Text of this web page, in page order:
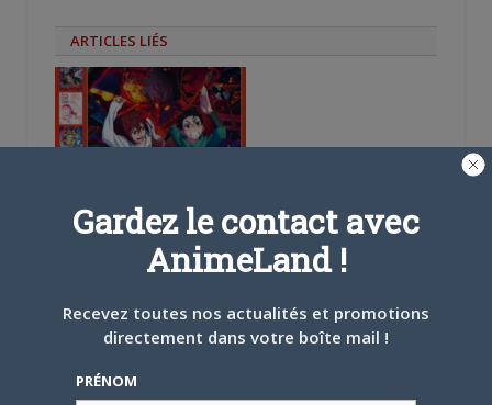
ARTICLES LIÉS
L’AnimeLand Hors-Série
– Spécial Posters est
Gardez le contact avec
AnimeLand !
Recevez toutes nos actualités et promotions
directement dans votre boîte mail !
PRÉNOM